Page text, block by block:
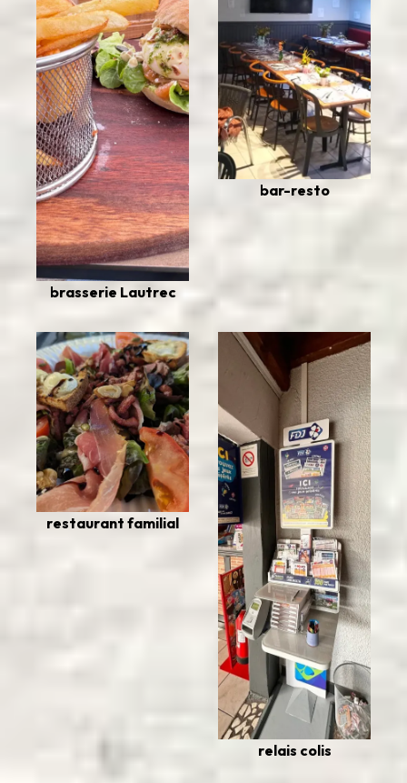
brasserie Lautrec
bar-resto
restaurant familial
relais colis